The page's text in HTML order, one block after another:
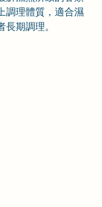
調理體質，適合濕
期調理。